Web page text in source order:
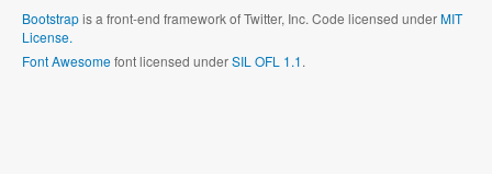
Bootstrapis a front-end framework of Twitter, Inc. Code licensed underMIT
License.
Font Awesomefont licensed underSIL OFL 1.1.